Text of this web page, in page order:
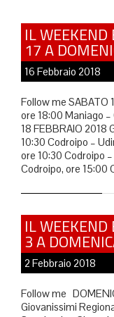
IL WEEKEND
17 A
16 Febbraio 2018
Follow me SABATO
ore 18:00 Maniago
18 FEBBRAIO 2018
10:30 Codroipo –
ore 10:30 Codroipo
Codroipo, ore 15:00
IL WEEKEND
3 A
2 Febbraio 2018
Follow me
Giovanissimi